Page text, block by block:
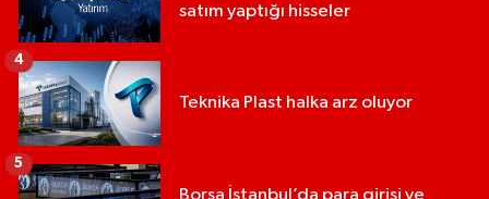
satım yaptığı hisseler
Teknika Plast halka arz oluyor
4
Borsa İstanbul’da para girişi ve
5